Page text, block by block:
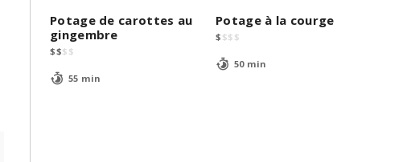
Potage de carottes au
gingembre
$$$ $
55 min
Potage à la courge
$ $$ $
50 min